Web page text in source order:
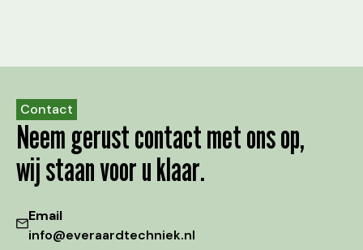
Contact
Neem gerust contact met ons op,
wij staan voor u klaar.
Email
info@everaardtechniek.nl